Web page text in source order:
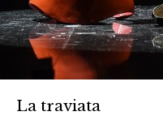
La traviata